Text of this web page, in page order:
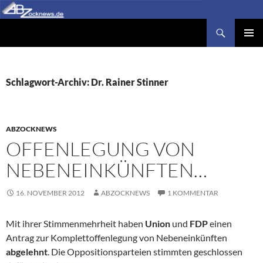
Zum
Inhalt
Schlagwort-Archiv: Dr. Rainer Stinner
ABZOCKNEWS
OFFENLEGUNG VON
NEBENEINKÜNFTEN…
16. NOVEMBER 2012 ABZOCKNEWS 1 KOMMENTAR
Mit ihrer Stimmenmehrheit haben Union und FDPeinen
Antrag zur Komplettoffenlegung von Nebeneinkünften
abgelehnt. Die Oppositionsparteien stimmten geschlossen